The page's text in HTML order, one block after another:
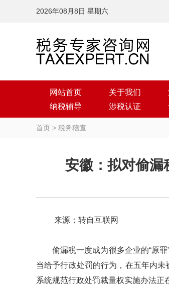
2026年08月8日 星期六
网站首页 关于我们
纳税辅导
涉税认证
首页 > 税务稽查
安徽：拟对偷
来源；转自互联网
偷漏税一度成为很多企业的“原罪”
当给予行政处罚的行为，在五年内
系统规范行政处罚裁量权实施办法正